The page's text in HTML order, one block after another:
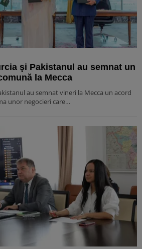
şi Pakistanul au semnat un
la Mecca
au semnat vineri la Mecca un acord
unor negocieri care…